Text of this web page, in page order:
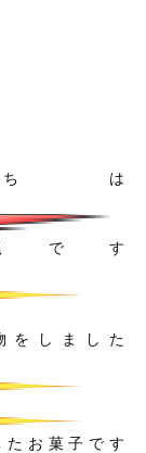
は
です
をしました
お菓子です